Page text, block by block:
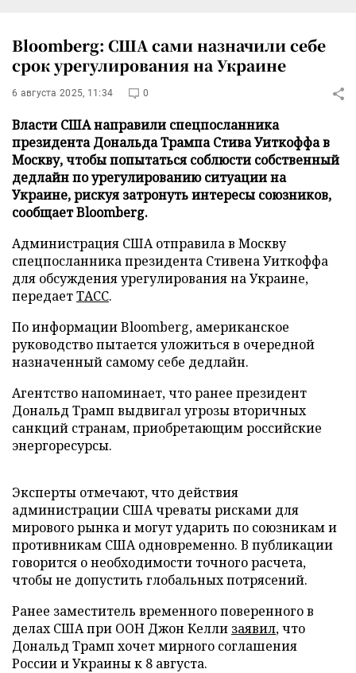
Bloomberg: США сами назначили себе
срок урегулирования на Украине
6 августа 2025, 11:34 0
Власти США направили спецпосланника
президента Дональда Трампа Стива Уиткоффа в
Москву, чтобы попытаться соблюсти собственный
дедлайн по урегулированию ситуации на
Украине, рискуя затронуть интересы союзников,
сообщает Bloomberg.
Администрация США отправила в Москву
спецпосланника президента Стивена Уиткоффа
для обсуждения урегулирования на Украине,
передаетТАСС.
По информации Bloomberg, американское
руководство пытается уложиться в очередной
назначенный самому себе дедлайн.
Агентство напоминает, что ранее президент
Дональд Трамп выдвигал угрозы вторичных
санкций странам, приобретающим российские
энергоресурсы.
Эксперты отмечают, что действия
администрации США чреваты рисками для
мирового рынка и могут ударить по союзникам и
противникам США одновременно. В публикации
говорится о необходимости точного расчета,
чтобы не допустить глобальных потрясений.
Ранее заместитель временного поверенного в
делах США при ООН Джон Келли заявил, что
Дональд Трамп хочет мирного соглашения
России и Украины к 8 августа.